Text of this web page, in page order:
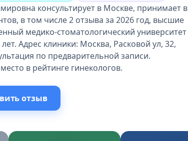
консультирует в Москве, принимает в
в том числе 2 отзыва за 2026 год, высшие
медико-стоматологический университет
Адрес клиники: Москва, Расковой ул, 32,
по предварительной записи.
в рейтинге гинекологов.
отзыв